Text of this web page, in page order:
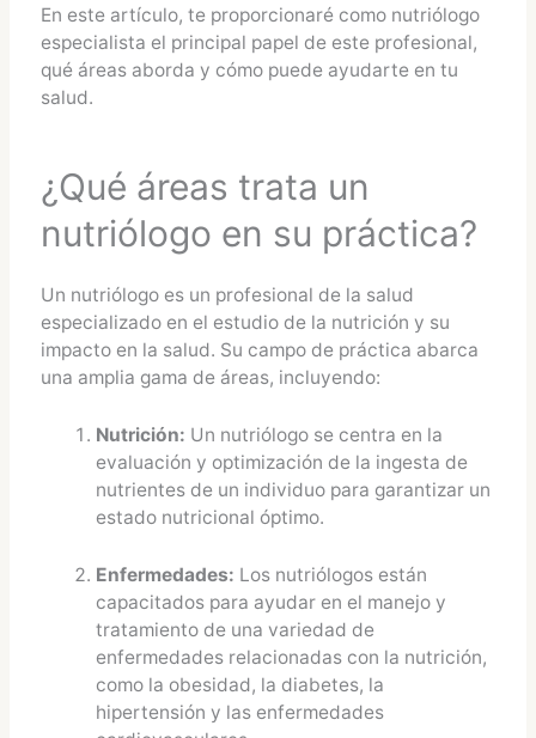
En este artículo, te proporcionaré como nutriólogo
especialista el principal papel de este profesional,
qué áreas aborda y cómo puede ayudarte en tu
salud.
¿Qué áreas trata un
nutriólogo en su práctica?
Un nutriólogo es un profesional de la salud
especializado en el estudio de la nutrición y su
impacto en la salud. Su campo de práctica abarca
una amplia gama de áreas, incluyendo:
Nutrición: Un nutriólogo se centra en la
evaluación y optimización de la ingesta de
nutrientes de un individuo para garantizar un
estado nutricional óptimo.
Enfermedades: Los nutriólogos están
capacitados para ayudar en el manejo y
tratamiento de una variedad de
enfermedades relacionadas con la nutrición,
como la obesidad, la diabetes, la
hipertensión y las enfermedades